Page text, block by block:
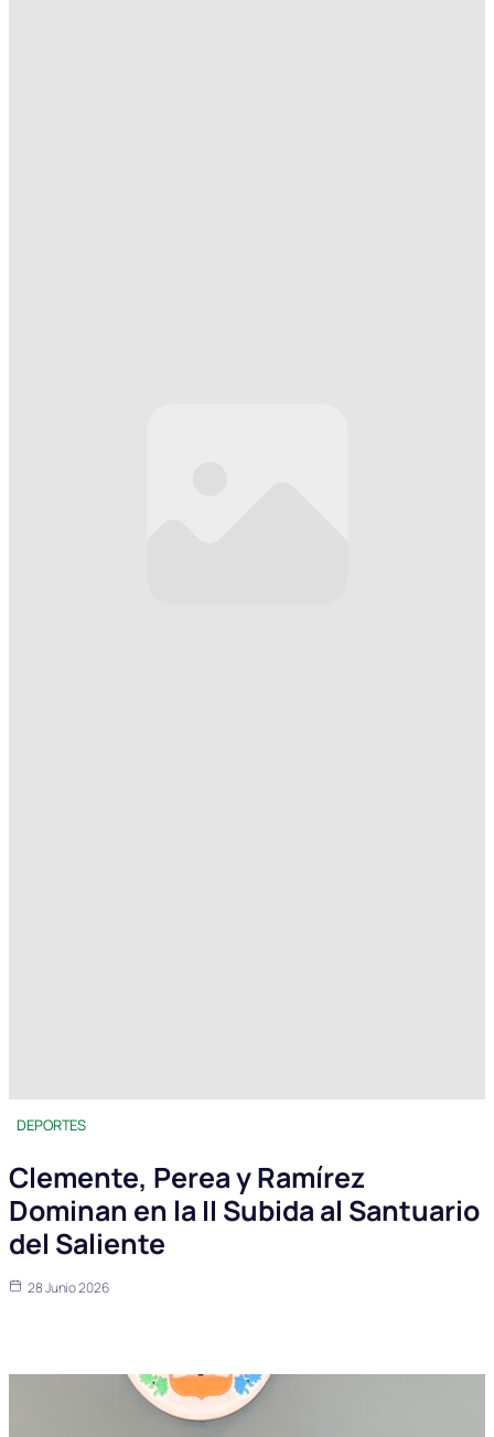
DEPORTES
Clemente, Perea y Ramírez
Dominan en la II Subida al Santuario
del Saliente
28 Junio 2026